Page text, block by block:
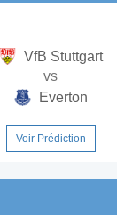
VfB Stuttgart
vs
Everton
Voir Prédiction